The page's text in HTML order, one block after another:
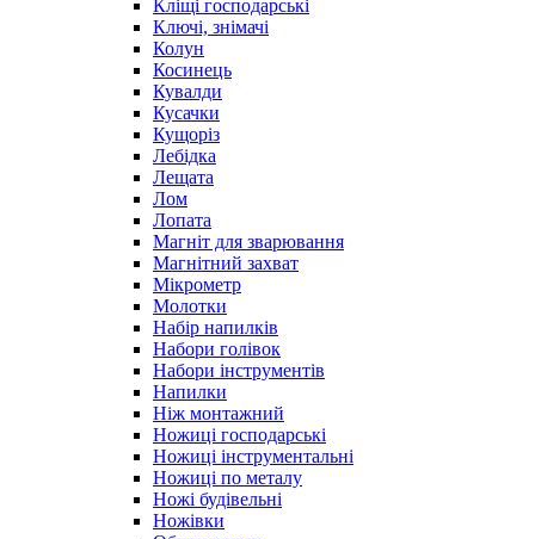
Кліщі господарські
Ключі, знімачі
Колун
Косинець
Кувалди
Кусачки
Кущоріз
Лебідка
Лещата
Лом
Лопата
Магніт для зварювання
Магнітний захват
Мікрометр
Молотки
Набір напилків
Набори голівок
Набори інструментів
Напилки
Ніж монтажний
Ножиці господарські
Ножиці інструментальні
Ножиці по металу
Ножі будівельні
Ножівки